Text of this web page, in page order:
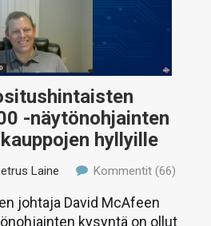
-näytönohjainten
hyllyille
Laine Kommentit (66)
johtaja David McAfeen
kysyntä on ollut